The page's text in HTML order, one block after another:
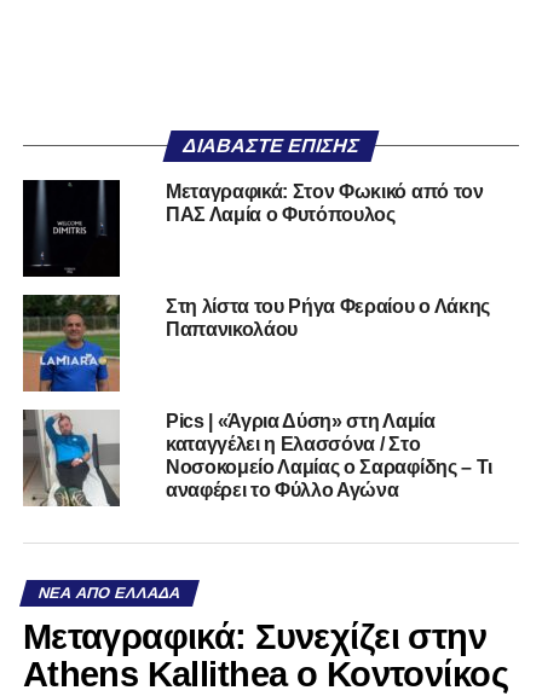
ΔΙΑΒΆΣΤΕ ΕΠΊΣΗΣ
Μεταγραφικά: Στον Φωκικό από τον
ΠΑΣ Λαμία ο Φυτόπουλος
Στη λίστα του Ρήγα Φεραίου ο Λάκης
Παπανικολάου
Pics | «Άγρια Δύση» στη Λαμία
καταγγέλει η Ελασσόνα / Στο
Νοσοκομείο Λαμίας ο Σαραφίδης – Τι
αναφέρει το Φύλλο Αγώνα
ΝΈΑ ΑΠΌ ΕΛΛΆΔΑ
Mεταγραφικά: Συνεχίζει στην
Athens Kallithea ο Κοντονίκος